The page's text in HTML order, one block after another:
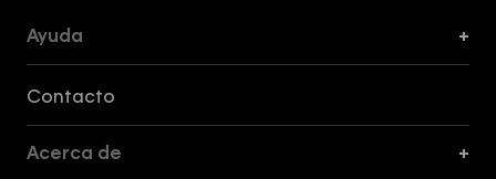
Ayuda +
Contacto
Acerca de +